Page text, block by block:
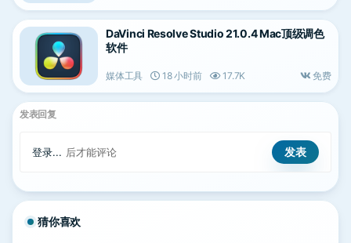
DaVinci Resolve Studio 21.0.4 Mac顶级调色
软件
媒体工具 18 小时前 17.7K 免费
发表回复
登录... 后才能评论
猜你喜欢